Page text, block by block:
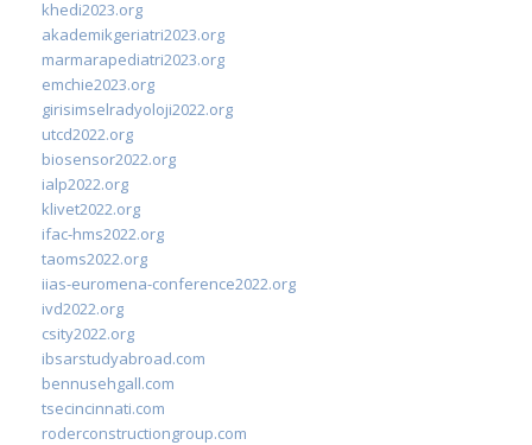
khedi2023.org
akademikgeriatri2023.org
marmarapediatri2023.org
emchie2023.org
girisimselradyoloji2022.org
utcd2022.org
biosensor2022.org
ialp2022.org
klivet2022.org
ifac-hms2022.org
taoms2022.org
iias-euromena-conference2022.org
ivd2022.org
csity2022.org
ibsarstudyabroad.com
bennusehgall.com
tsecincinnati.com
roderconstructiongroup.com